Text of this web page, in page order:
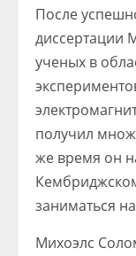
После
диссертации
ученых в
получил
же время он
заниматься
Михоэлс